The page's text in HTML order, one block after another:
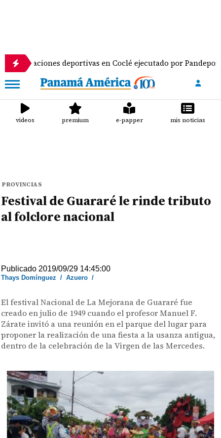
deportivas en Coclé ejecutado por Pandeportes
videos premium e-papper mis noticias
PROVINCIAS
Festival de Guararé le rinde tributo
al folclore nacional
Publicado 2019/09/29 14:45:00
Thays Domínguez /Azuero /
El festival Nacional de La Mejorana de Guararé fue
creado en julio de 1949 cuando el profesor Manuel F.
Zárate invitó a una reunión en el parque del lugar para
proponer la realización de una fiesta a la usanza antigua,
dentro de la celebración de la Virgen de las Mercedes.